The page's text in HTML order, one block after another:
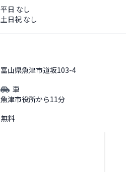
平日 なし
土日祝 なし
富山県魚津市道坂103-4
車
魚津市役所から11分
無料